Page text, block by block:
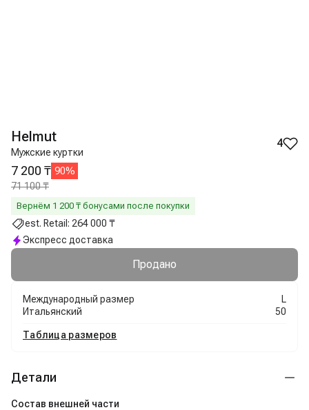
Helmut
Мужские куртки
4
7 200 ₸ 90%
71 100 ₸
Вернём 1 200 ₸ бонусами после покупки
est. Retail: 264 000 ₸
Экспресс доставка
Продано
Международный размер
L
Итальянский
50
Таблица размеров
Детали
Состав внешней части